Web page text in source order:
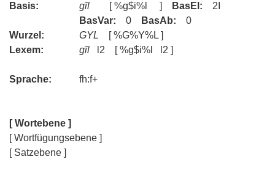
Basis: gīl [ %g$i%l ] BasEl:
2I
BasVar:
0 BasAb:
0
Wurzel:
GYL [ %G%Y%L ]
Lexem:
gīl l2 [ %g$i%l l2 ]
Sprache: fh:f+
[ Wortebene ]
[ Wortfügungsebene ]
[ Satzebene ]